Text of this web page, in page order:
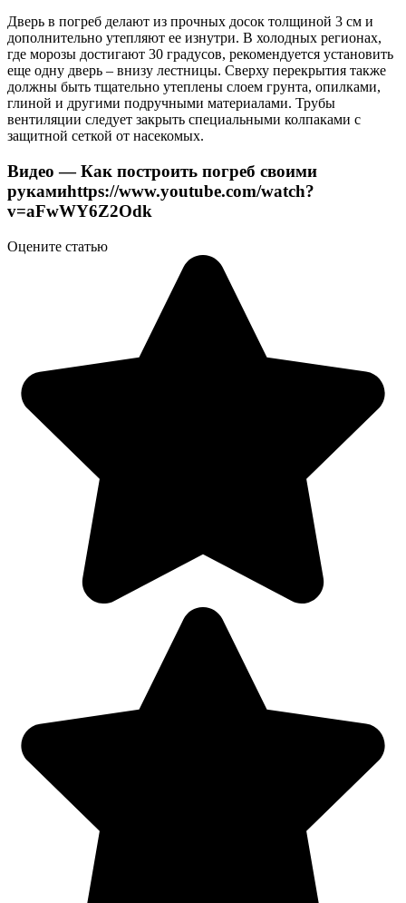
Дверь в погреб делают из прочных досок толщиной 3 см и
дополнительно утепляют ее изнутри. В холодных регионах,
где морозы достигают 30 градусов, рекомендуется установить
еще одну дверь – внизу лестницы. Сверху перекрытия также
должны быть тщательно утеплены слоем грунта, опилками,
глиной и другими подручными материалами. Трубы
вентиляции следует закрыть специальными колпаками с
защитной сеткой от насекомых.
Видео — Как построить погреб своими
рукамиhttps://www.youtube.com/watch?
v=aFwWY6Z2Odk
Оцените статью